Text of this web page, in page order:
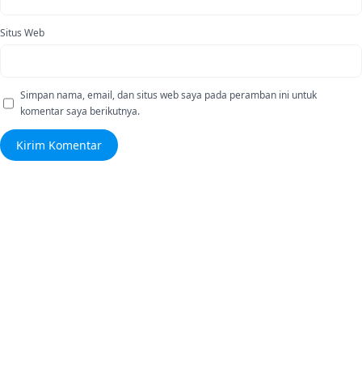
Situs Web
Simpan nama, email, dan situs web saya pada peramban ini untuk
komentar saya berikutnya.